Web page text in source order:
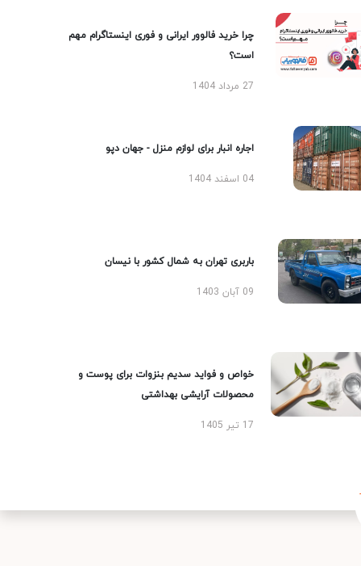
چرا خرید فالوور ایرانی و فوری اینستاگرام مهم
است؟
27 مرداد 1404
اجاره انبار برای لوازم منزل - جهان دپو
04 اسفند 1404
باربری تهران به شمال کشور با نیسان
09 آبان 1403
خواص و فواید سدیم بنزوات برای پوست و
محصولات آرایشی بهداشتی
17 تیر 1405